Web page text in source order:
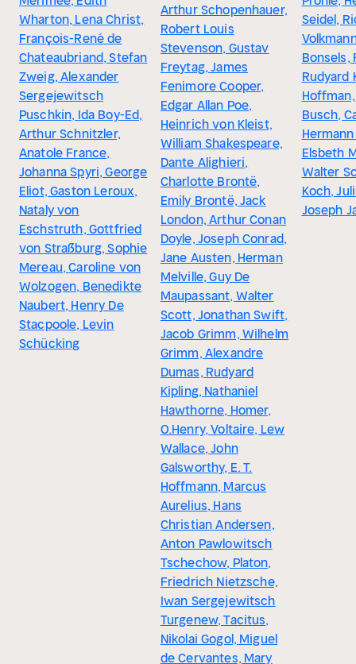
Wharton, Lena Christ,
François-René de
Chateaubriand, Stefan
Zweig, Alexander
Sergejewitsch
Puschkin, Ida Boy-Ed,
Arthur Schnitzler,
Anatole France,
Johanna Spyri, George
Eliot, Gaston Leroux,
Nataly von
Eschstruth, Gottfried
von Straßburg, Sophie
Mereau, Caroline von
Wolzogen, Benedikte
Naubert, Henry De
Stacpoole, Levin
Schücking
Arthur Schopenhauer,
Robert Louis
Stevenson, Gustav
Freytag, James
Fenimore Cooper,
Edgar Allan Poe,
Heinrich von Kleist,
William Shakespeare,
Dante Alighieri,
Charlotte Brontë,
Emily Brontë, Jack
London, Arthur Conan
Doyle, Joseph Conrad,
Jane Austen, Herman
Melville, Guy De
Maupassant, Walter
Scott, Jonathan Swift,
Jacob Grimm, Wilhelm
Grimm, Alexandre
Dumas, Rudyard
Kipling, Nathaniel
Hawthorne, Homer,
O.Henry, Voltaire, Lew
Wallace, John
Galsworthy, E. T.
Hoffmann, Marcus
Aurelius, Hans
Christian Andersen,
Anton Pawlowitsch
Tschechow, Platon,
Friedrich Nietzsche,
Iwan Sergejewitsch
Turgenew, Tacitus,
Nikolai Gogol, Miguel
de Cervantes, Mary
Seidel,
Bonsels,
Rudyard
Busch,
Elsbeth
Walter
Koch,
Joseph